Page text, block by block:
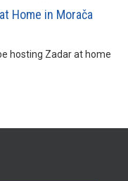
Home in Morača
hosting Zadar at home